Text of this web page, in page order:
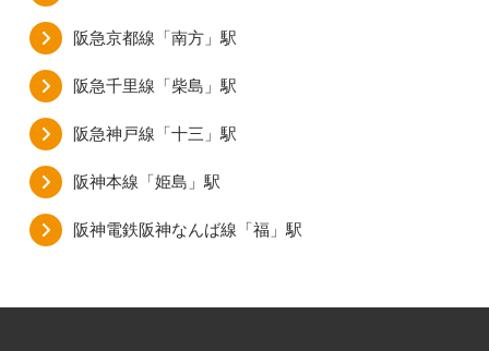
阪急京都線「南方」駅
阪急千里線「柴島」駅
阪急神戸線「十三」駅
阪神本線「姫島」駅
阪神電鉄阪神なんば線「福」駅